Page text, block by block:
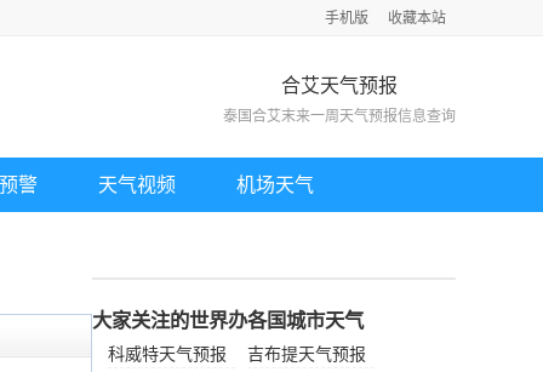
手机版 收藏本站
合艾天气预报
泰国合艾末来一周天气预报信息查询
警 天气视频 机场天气
大家关注的世界办各国城市天气
科威特天气预报
吉布提天气预报